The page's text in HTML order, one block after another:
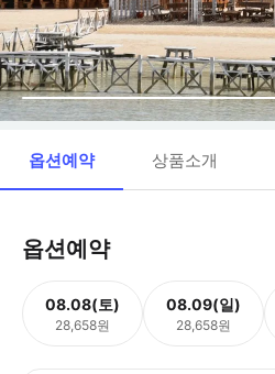
옵션예약 상품소개
옵션예약
08.08(토)
28,658원
08.09(일)
28,658원